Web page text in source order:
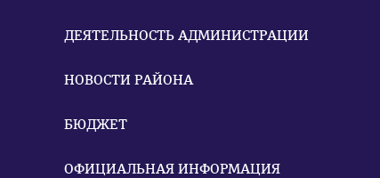
ДЕЯТЕЛЬНОСТЬ АДМИНИСТРАЦИИ
НОВОСТИ РАЙОНА
БЮДЖЕТ
ОФИЦИАЛЬНАЯ ИНФОРМАЦИЯ